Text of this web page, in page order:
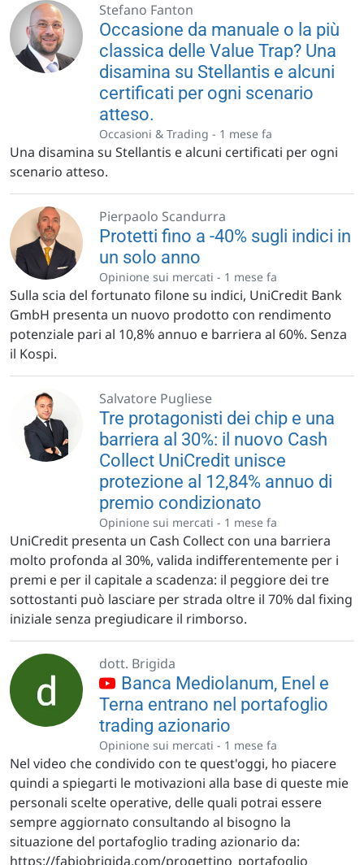
Stefano Fanton
Occasione da manuale o la più
classica delle Value Trap? Una
disamina su Stellantis e alcuni
certificati per ogni scenario
atteso.
Occasioni & Trading - 1 mese fa
Una disamina su Stellantis e alcuni certificati per ogni
scenario atteso.
Pierpaolo Scandurra
Protetti fino a -40% sugli indici in
un solo anno
Opinione sui mercati - 1 mese fa
Sulla scia del fortunato filone su indici, UniCredit Bank
GmbH presenta un nuovo prodotto con rendimento
potenziale pari al 10,8% annuo e barriera al 60%. Senza
il Kospi.
Salvatore Pugliese
Tre protagonisti dei chip e una
barriera al 30%: il nuovo Cash
Collect UniCredit unisce
protezione al 12,84% annuo di
premio condizionato
Opinione sui mercati - 1 mese fa
UniCredit presenta un Cash Collect con una barriera
molto profonda al 30%, valida indifferentemente per i
premi e per il capitale a scadenza: il peggiore dei tre
sottostanti può lasciare per strada oltre il 70% dal fixing
iniziale senza pregiudicare il rimborso.
dott. Brigida
Terna entrano nel portafoglio
trading azionario
Opinione sui mercati - 1 mese fa
Nel video che condivido con te quest'oggi, ho piacere
quindi a spiegarti le motivazioni alla base di queste mie
personali scelte operative, delle quali potrai essere
sempre aggiornato consultando al bisogno la
situazione del portafoglio trading azionario da:
https://fabiobrigida.com/progettino_portafoglio